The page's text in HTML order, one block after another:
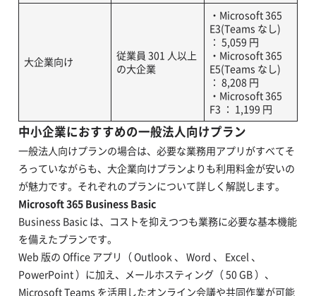
大企業向け
従業員 301 人以上
の大企業
・Microsoft 365
E3(Teams なし)
： 5,059 円
・Microsoft 365
E5(Teams なし)
： 8,208 円
・Microsoft 365
F3 ： 1,199 円
中小企業におすすめの一般法人向けプラン
一般法人向けプランの場合は、必要な業務用アプリがすべてそ
ろっていながらも、大企業向けプランよりも利用料金が安いの
が魅力です。それぞれのプランについて詳しく解説します。
Microsoft 365 Business Basic
Business Basic は、コストを抑えつつも業務に必要な基本機能
を備えたプランです。
Web 版の Office アプリ（ Outlook 、 Word 、 Excel 、
PowerPoint ）に加え、メールホスティング（ 50 GB ）、
Microsoft Teams を活用したオンライン会議や共同作業が可能